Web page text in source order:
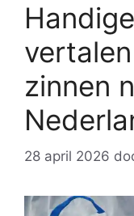
zinnen
28 april 2026